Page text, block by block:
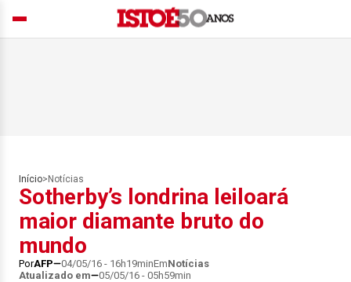
Início> Notícias
Sotherby’s londrina leiloará
maior diamante bruto do
mundo
PorAFP 04/05/16 - 16h19minEmNotícias
Atualizado em
05/05/16 - 05h59min